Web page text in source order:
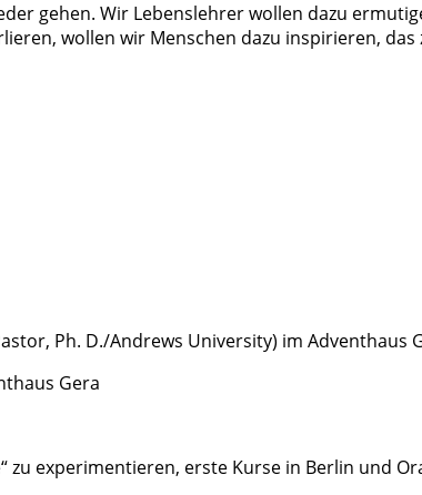
gehen. Wir Lebenslehrer wollen dazu
wollen wir Menschen dazu inspirieren,
Ph. D./Andrews University) im Adventhaus
Gera
zu experimentieren, erste Kurse in Berlin und